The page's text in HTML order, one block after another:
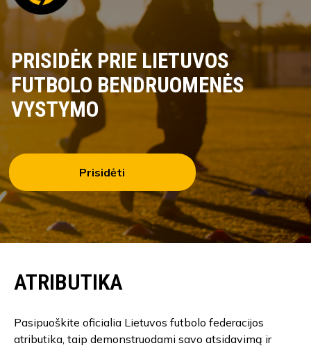
PRISIDĖK PRIE LIETUVOS
FUTBOLO BENDRUOMENĖS
VYSTYMO
Prisidėti
ATRIBUTIKA
Pasipuoškite oficialia Lietuvos futbolo federacijos
atributika, taip demonstruodami savo atsidavimą ir